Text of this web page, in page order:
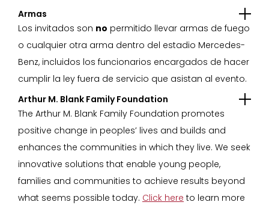
Armas
Los invitados son no permitido llevar armas de fuego
o cualquier otra arma dentro del estadio Mercedes-
Benz, incluidos los funcionarios encargados de hacer
cumplir la ley fuera de servicio que asistan al evento.
Arthur M. Blank Family Foundation
The Arthur M. Blank Family Foundation promotes
positive change in peoples’ lives and builds and
enhances the communities in which they live. We seek
innovative solutions that enable young people,
families and communities to achieve results beyond
what seems possible today. Click here to learn more